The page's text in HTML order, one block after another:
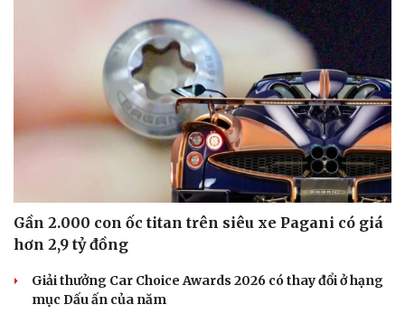
Gần 2.000 con ốc titan trên siêu xe Pagani có giá
hơn 2,9 tỷ đồng
Giải thưởng Car Choice Awards 2026 có thay đổi ở hạng
mục Dấu ấn của năm